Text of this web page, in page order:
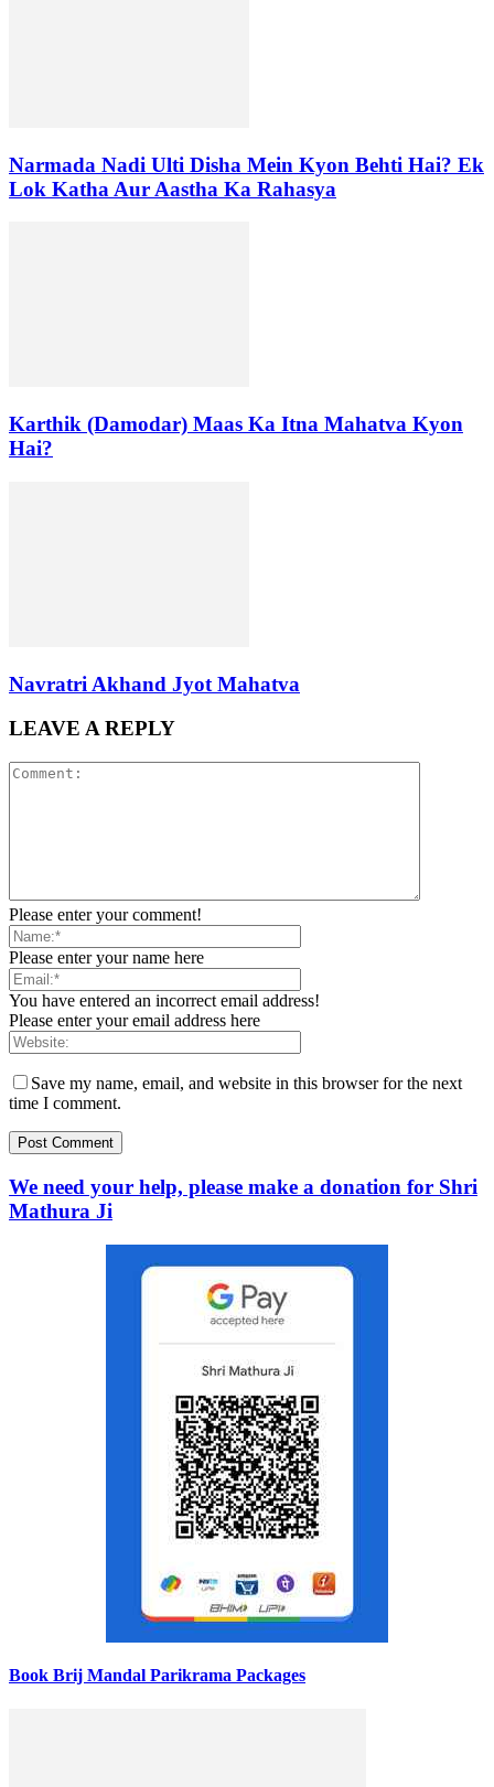
Narmada Nadi Ulti Disha Mein Kyon Behti Hai? Ek
Lok Katha Aur Aastha Ka Rahasya
Karthik (Damodar) Maas Ka Itna Mahatva Kyon
Hai?
Navratri Akhand Jyot Mahatva
LEAVE A REPLY
Please enter your comment!
Please enter your name here
You have entered an incorrect email address!
Please enter your email address here
Save my name, email, and website in this browser for the next
time I comment.
We need your help, please make a donation for Shri
Mathura Ji
Book Brij Mandal Parikrama Packages